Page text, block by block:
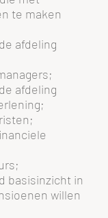
te maken
afdeling
afdeling
basisinzicht in
willen